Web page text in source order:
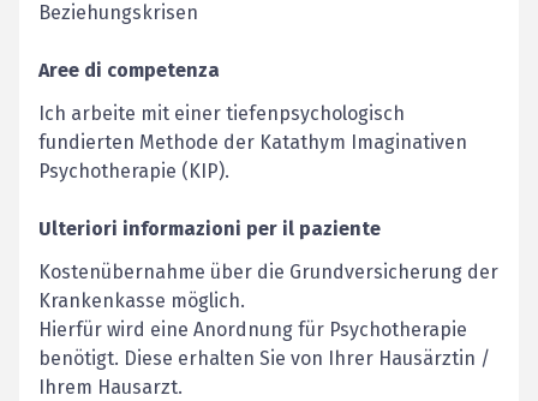
Beziehungskrisen
Aree di competenza
Ich arbeite mit einer tiefenpsychologisch
fundierten Methode der Katathym Imaginativen
Psychotherapie (KIP).
Ulteriori informazioni per il paziente
Kostenübernahme über die Grundversicherung der
Krankenkasse möglich.
Hierfür wird eine Anordnung für Psychotherapie
benötigt. Diese erhalten Sie von Ihrer Hausärztin /
Ihrem Hausarzt.